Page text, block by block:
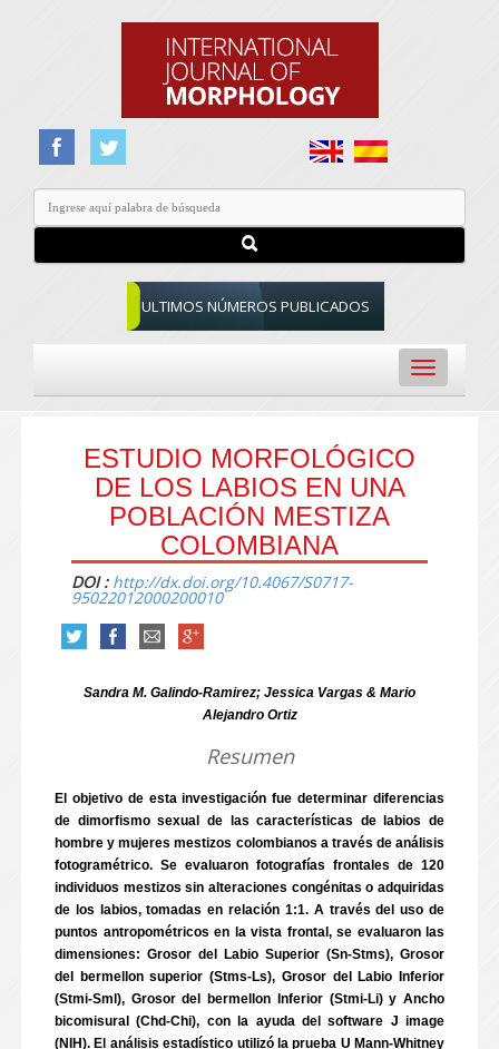
ULTIMOS NÚMEROS PUBLICADOS
Toggle
navigation
ESTUDIO MORFOLÓGICO
DE LOS LABIOS EN UNA
POBLACIÓN MESTIZA
COLOMBIANA
DOI : http://dx.doi.org/10.4067/S0717-
95022012000200010
Sandra M. Galindo-Ramirez; Jessica Vargas & Mario
Alejandro Ortiz
Resumen
El objetivo de esta investigación fue determinar diferencias
de dimorfismo sexual de las características de labios de
hombre y mujeres mestizos colombianos a través de análisis
fotogramétrico. Se evaluaron fotografías frontales de 120
individuos mestizos sin alteraciones congénitas o adquiridas
de los labios, tomadas en relación 1:1. A través del uso de
puntos antropométricos en la vista frontal, se evaluaron las
dimensiones: Grosor del Labio Superior (Sn-Stms), Grosor
del bermellon superior (Stms-Ls), Grosor del Labio Inferior
(Stmi-Sml), Grosor del bermellon Inferior (Stmi-Li) y Ancho
bicomisural (Chd-Chi), con la ayuda del software J image
(NIH). El análisis estadístico utilizó la prueba U Mann-Whitney